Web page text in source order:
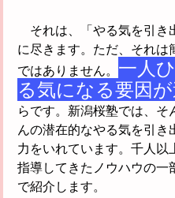
それは、「やる気を引き
に尽きます。ただ、それは
ではありません。 一人
る気になる要因が
らです。新潟桜塾では、そ
んの潜在的なやる気を引き
力をいれています。千人以
指導してきたノウハウの一
で紹介します。